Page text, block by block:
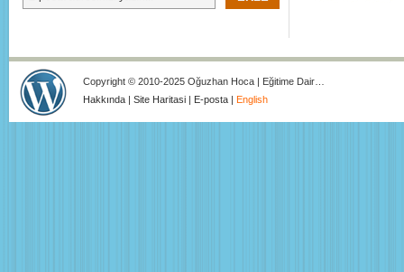
Copyright © 2010-2025 Oğuzhan Hoca | Eğitime Dair…
Hakkında | Site Haritasi | E-posta | English